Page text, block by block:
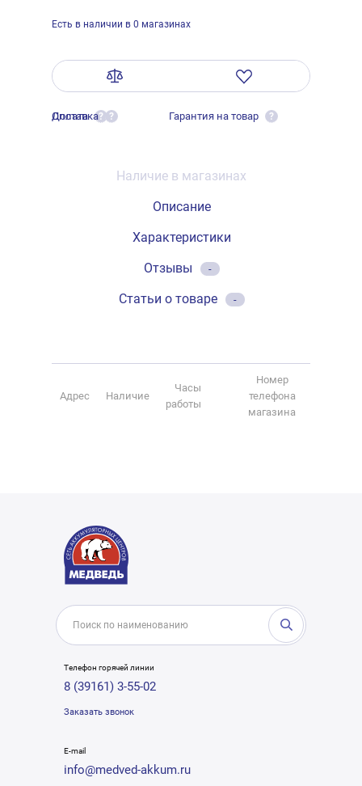
Есть в наличии в 0 магазинах
Оплата ?
Доставка ? Гарантия на товар ?
Наличие в магазинах
Описание
Характеристики
Отзывы
-
Статьи о товаре -
Адрес Наличие
Часы
работы
Номер
телефона
магазина
Телефон горячей линии
8 (39161) 3-55-02
Заказать звонок
E-mail
info@medved-akkum.ru